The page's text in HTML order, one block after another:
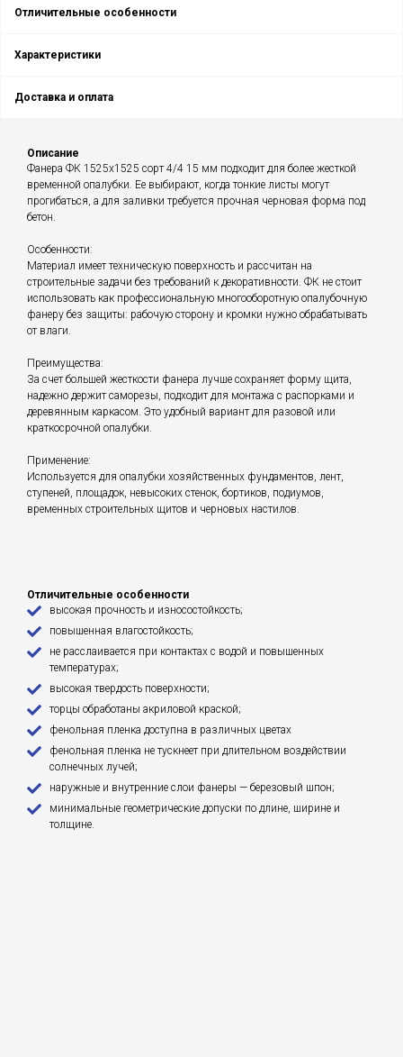
Отличительные особенности
Характеристики
Доставка и оплата
Описание
Фанера ФК 1525х1525 сорт 4/4 15 мм подходит для более жесткой
временной опалубки. Ее выбирают, когда тонкие листы могут
прогибаться, а для заливки требуется прочная черновая форма под
бетон.
Особенности:
Материал имеет техническую поверхность и рассчитан на
строительные задачи без требований к декоративности. ФК не стоит
использовать как профессиональную многооборотную опалубочную
фанеру без защиты: рабочую сторону и кромки нужно обрабатывать
от влаги.
Преимущества:
За счет большей жесткости фанера лучше сохраняет форму щита,
надежно держит саморезы, подходит для монтажа с распорками и
деревянным каркасом. Это удобный вариант для разовой или
краткосрочной опалубки.
Применение:
Используется для опалубки хозяйственных фундаментов, лент,
ступеней, площадок, невысоких стенок, бортиков, подиумов,
временных строительных щитов и черновых настилов.
Отличительные особенности
высокая прочность и износостойкость;
повышенная влагостойкость;
не расслаивается при контактах с водой и повышенных
температурах;
высокая твердость поверхности;
торцы обработаны акриловой краской;
фенольная пленка доступна в различных цветах
фенольная пленка не тускнеет при длительном воздействии
солнечных лучей;
наружные и внутренние слои фанеры — березовый шпон;
минимальные геометрические допуски по длине, ширине и
толщине.